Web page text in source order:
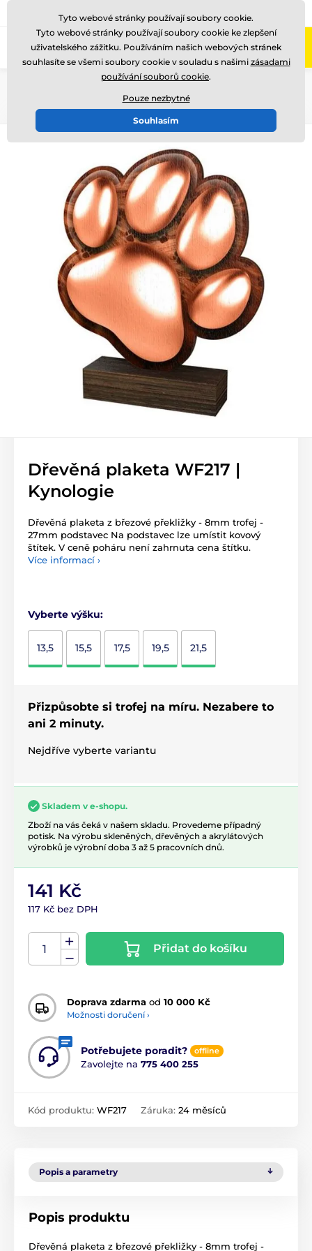
Zavolejte nám (Po-Pá 8-17)
Dřevěná plaketa WF217 |
Kynologie
Dřevěná plaketa z březové překližky - 8mm trofej -
27mm podstavec Na podstavec lze umístit kovový
štítek. V ceně poháru není zahrnuta cena štítku.
Více informací ›
Vyberte výšku:
13,5 15,5 17,5 19,5 21,5
Přizpůsobte si trofej na míru. Nezabere to
ani 2 minuty.
Nejdříve vyberte variantu
Skladem v e-shopu.
Zboží na vás čeká v našem skladu. Provedeme případný
potisk. Na výrobu skleněných, dřevěných a akrylátových
výrobků je výrobní doba 3 až 5 pracovních dnů.
141 Kč
117 Kč bez DPH
Přidat do košíku
Doprava zdarma od 10 000 Kč
Možnosti doručení ›
Potřebujete poradit? offline
Zavolejte na 775 400 255
Kód produktu: WF217 Záruka: 24 měsíců
Popis a parametry
Popis produktu
Dřevěná plaketa z březové překližky - 8mm trofej -
Tyto webové stránky používají soubory cookie.
Tyto webové stránky používají soubory cookie ke zlepšení
uživatelského zážitku. Používáním našich webových stránek
souhlasíte se všemi soubory cookie v souladu s našimi zásadami
používání souborů cookie.
Pouze nezbytné
Souhlasím